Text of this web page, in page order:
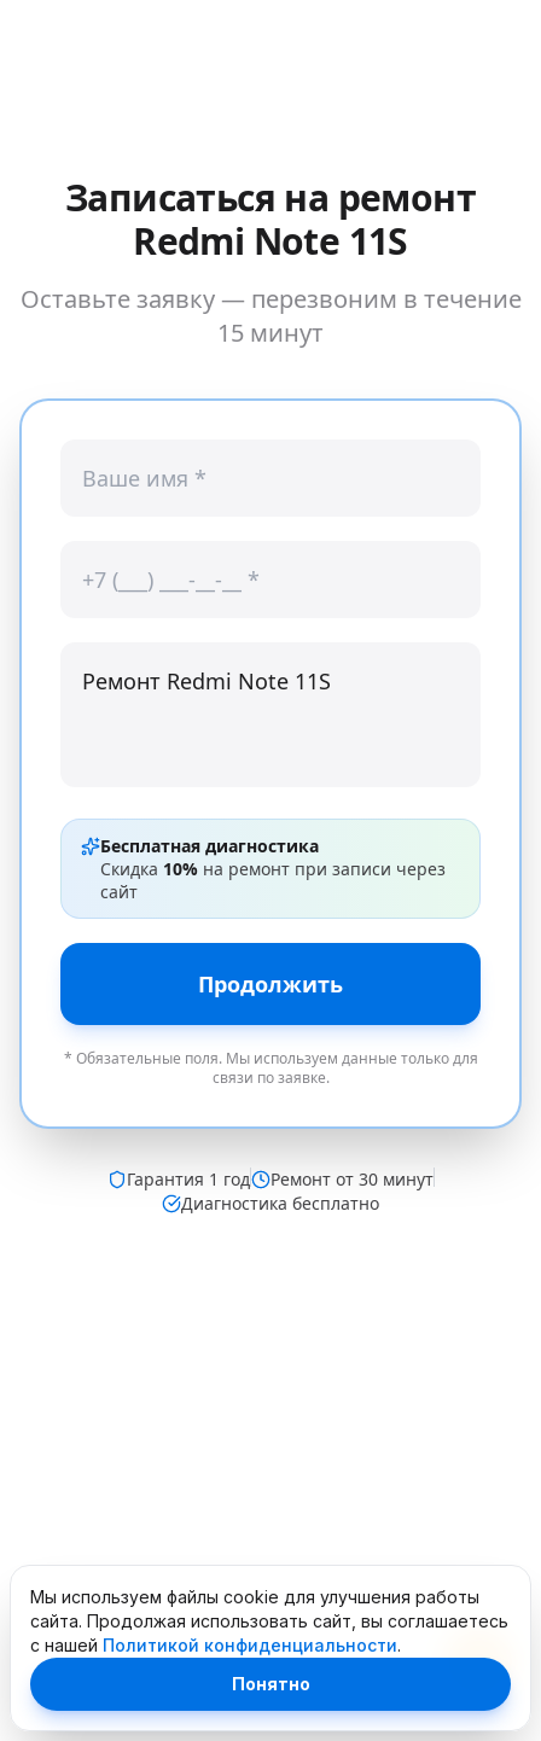
Записаться на ремонт
Redmi Note 11S
Оставьте заявку — перезвоним в течение
15 минут
Бесплатная диагностика
Скидка 10% на ремонт при записи через
сайт
Продолжить
* Обязательные поля. Мы используем данные только для
связи по заявке.
Гарантия 1 год
Ремонт от 30 минут
Диагностика бесплатно
Мы используем файлы cookie для улучшения работы
сайта. Продолжая использовать сайт, вы соглашаетесь
с нашей Политикой конфиденциальности.
Понятно